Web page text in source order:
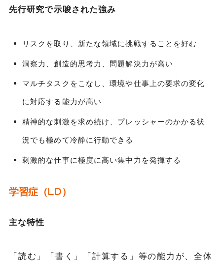
先行研究で示唆された強み
リスクを取り、新たな領域に挑戦することを好む
洞察力、創造的思考力、問題解決力が高い
マルチタスクをこなし、環境や仕事上の要求の変化
に対応する能力が高い
精神的な刺激を求め続け、プレッシャーのかかる状
況でも極めて冷静に行動できる
刺激的な仕事に極度に高い集中力を発揮する
学習症（LD）
主な特性
「読む」「書く」「計算する」等の能力が、全体